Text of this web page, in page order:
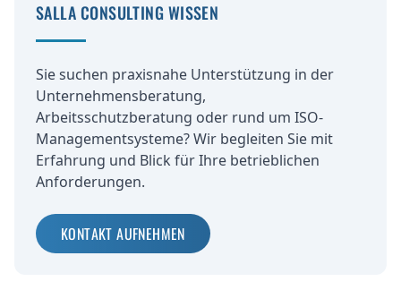
SALLA CONSULTING WISSEN
Sie suchen praxisnahe Unterstützung in der
Unternehmensberatung,
Arbeitsschutzberatung oder rund um ISO-
Managementsysteme? Wir begleiten Sie mit
Erfahrung und Blick für Ihre betrieblichen
Anforderungen.
KONTAKT AUFNEHMEN